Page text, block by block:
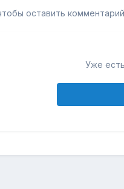
оставить комментарий
Уже